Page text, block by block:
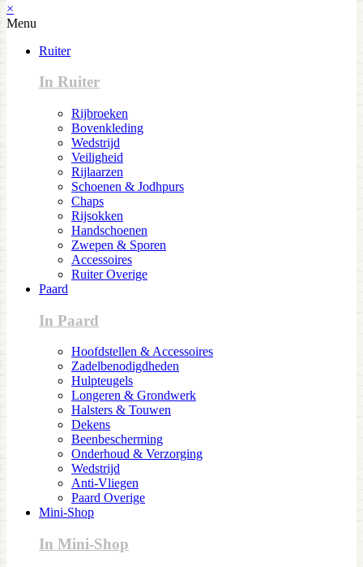
×
Menu
Ruiter
In Ruiter
Rijbroeken
Bovenkleding
Wedstrijd
Veiligheid
Rijlaarzen
Schoenen & Jodhpurs
Chaps
Rijsokken
Handschoenen
Zwepen & Sporen
Accessoires
Ruiter Overige
Paard
In Paard
Hoofdstellen & Accessoires
Zadelbenodigdheden
Hulpteugels
Longeren & Grondwerk
Halsters & Touwen
Dekens
Beenbescherming
Onderhoud & Verzorging
Wedstrijd
Anti-Vliegen
Paard Overige
Mini-Shop
In Mini-Shop